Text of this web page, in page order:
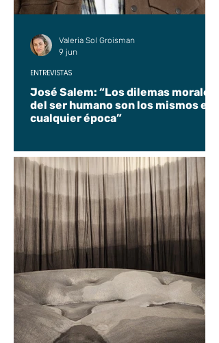
José Salem: “Los dilemas morales
del ser humano son los mismos en
cualquier época”
ENTREVISTAS
Valeria Sol Groisman
9 jun